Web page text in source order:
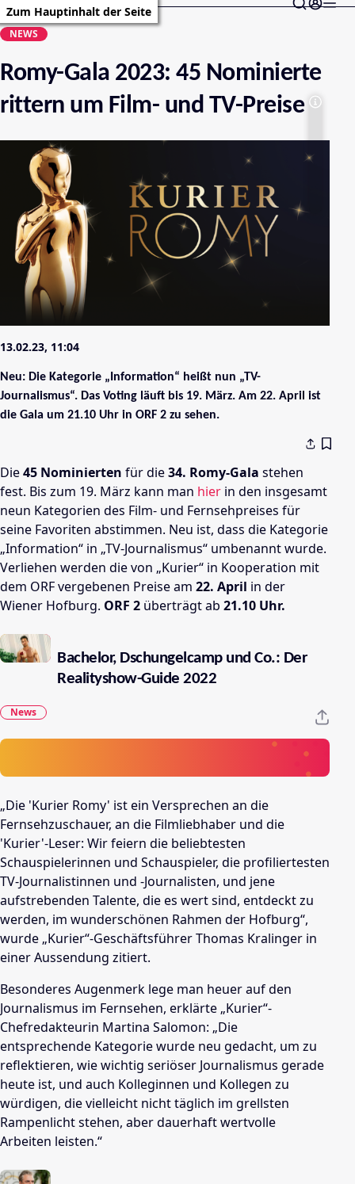
Zum Hauptinhalt der Seite
NEWS
Romy-Gala 2023: 45 Nominierte
rittern um Film- und TV-Preise
13.02.23, 11:04
Neu: Die Kategorie „Information“ heißt nun „TV-
Journalismus“. Das Voting läuft bis 19. März. Am 22. April ist
die Gala um 21.10 Uhr in ORF 2 zu sehen.
Die45 Nominierten für die34. Romy-Gala stehen
fest. Bis zum 19. März kann man hier in den insgesamt
neun Kategorien des Film- und Fernsehpreises für
seine Favoriten abstimmen. Neu ist, dass die Kategorie
„Information“ in „TV-Journalismus“ umbenannt wurde.
Verliehen werden die von „Kurier“ in Kooperation mit
dem ORF vergebenen Preise am 22. April in der
Wiener Hofburg. ORF 2 überträgt ab 21.10 Uhr.
Bachelor, Dschungelcamp und Co.: Der
Realityshow-Guide 2022
News
„Die 'Kurier Romy' ist ein Versprechen an die
Fernsehzuschauer, an die Filmliebhaber und die
'Kurier'-Leser: Wir feiern die beliebtesten
Schauspielerinnen und Schauspieler, die profiliertesten
TV-Journalistinnen und -Journalisten, und jene
aufstrebenden Talente, die es wert sind, entdeckt zu
werden, im wunderschönen Rahmen der Hofburg“,
wurde „Kurier“-Geschäftsführer Thomas Kralinger in
einer Aussendung zitiert.
Besonderes Augenmerk lege man heuer auf den
Journalismus im Fernsehen, erklärte „Kurier“-
Chefredakteurin Martina Salomon: „Die
entsprechende Kategorie wurde neu gedacht, um zu
reflektieren, wie wichtig seriöser Journalismus gerade
heute ist, und auch Kolleginnen und Kollegen zu
würdigen, die vielleicht nicht täglich im grellsten
Rampenlicht stehen, aber dauerhaft wertvolle
Arbeiten leisten.“